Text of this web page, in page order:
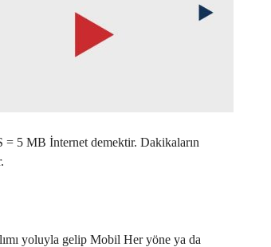
5 MB İnternet demektir. Dakikaların
yoluyla gelip Mobil Her yöne ya da